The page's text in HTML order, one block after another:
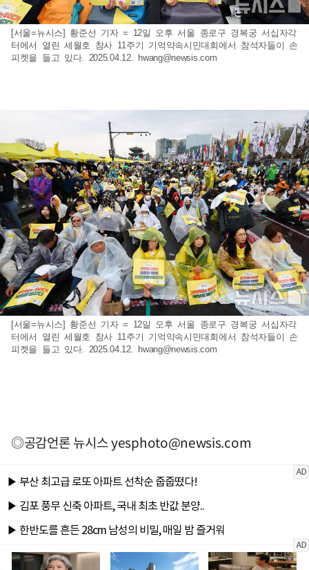
[서울=뉴시스] 황준선 기자 = 12일 오후 서울 종로구 경복궁 서십자각
터에서 열린 세월호 참사 11주기 기억약속시민대회에서 참석자들이 손
피켓을 들고 있다. 2025.04.12. hwang@newsis.com
[서울=뉴시스] 황준선 기자 = 12일 오후 서울 종로구 경복궁 서십자각
터에서 열린 세월호 참사 11주기 기억약속시민대회에서 참석자들이 손
피켓을 들고 있다. 2025.04.12. hwang@newsis.com
◎공감언론 뉴시스yesphoto@newsis.com